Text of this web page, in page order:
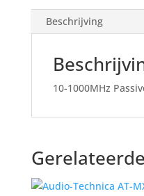
Beschrijving
10-1000MHz